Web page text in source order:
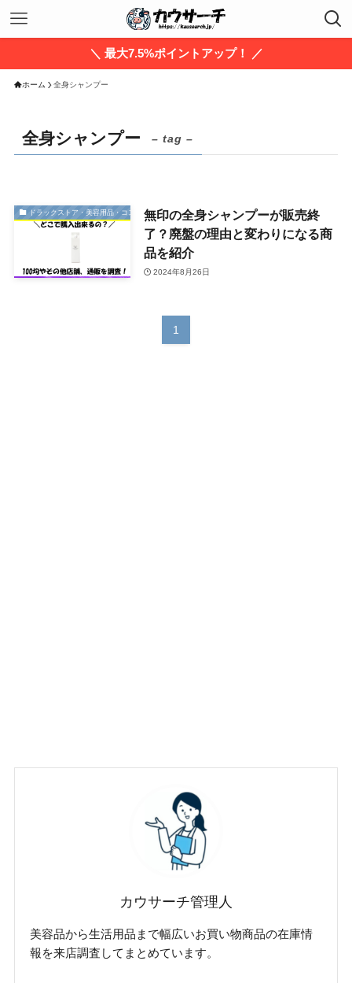
＼ 最大7.5%ポイントアップ！ ／
ホーム 全身シャンプー
全身シャンプー – tag –
ドラックストア・美容用品・コスメ
無印の全身シャンプーが販売終
了？廃盤の理由と変わりになる商
品を紹介
2024年8月26日
1
カウサーチ管理人
美容品から生活用品まで幅広いお買い物商品の在庫情
報を来店調査してまとめています。